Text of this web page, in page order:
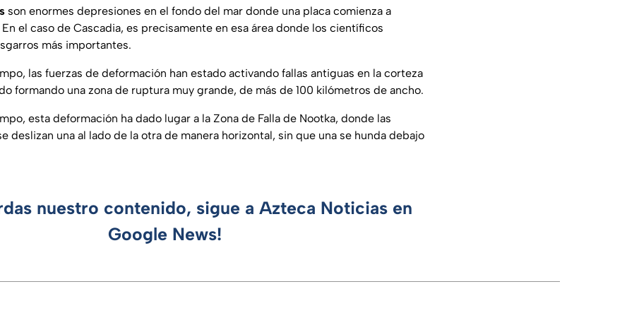
son enormes depresiones en el fondo del mar donde una placa comienza a
el caso de Cascadia, es precisamente en esa área donde los científicos
más importantes.
las fuerzas de deformación han estado activando fallas antiguas en la corteza
formando una zona de ruptura muy grande, de más de 100 kilómetros de ancho.
esta deformación ha dado lugar a la Zona de Falla de Nootka, donde las
deslizan una al lado de la otra de manera horizontal, sin que una se hunda debajo
nuestro contenido, sigue a Azteca Noticias en
Google News!